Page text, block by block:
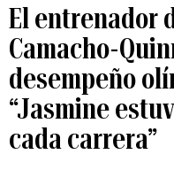
El entrenador
Camacho-
desempeño
“Jasmine
cada carrera”